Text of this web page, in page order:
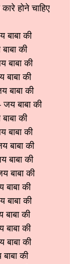
होने चाहिए
बाबा की
की
बाबा की
बाबा की
बाबा की
जय बाबा की
की
बाबा की
बाबा की
बाबा की
बाबा की
बाबा की
बाबा की
की
बाबा की
बाबा की
की